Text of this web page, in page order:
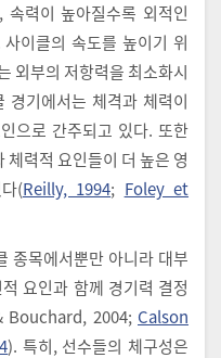
력이 높아질수록 외적인
이클의 속도를 높이기 위
외부의 저항력을 최소화시
경기에서는 체격과 체력이
으로 간주되고 있다. 또한
력적 요인들이 더 높은 영
(Reilly, 1994; Foley et
종목에서뿐만 아니라 대부
요인과 함께 경기력 결정
Bouchard, 2004; Calson
). 특히, 선수들의 체구성은